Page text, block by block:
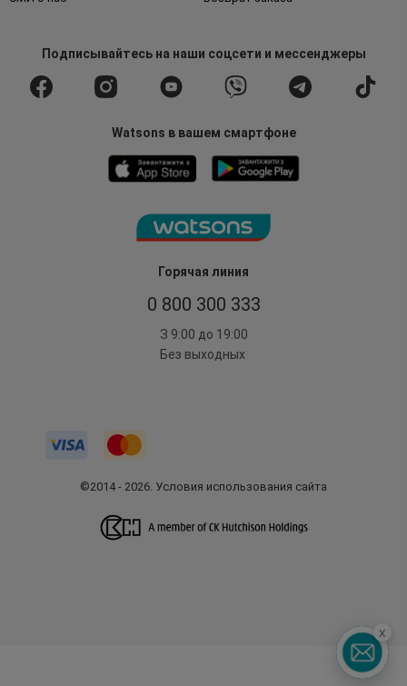
Горячая линия
0 800 300 333
З 9:00 до 19:00
Без выходных
Подписывайтесьна наши соцсети и мессенджеры
Watsons в вашем смартфоне
©2014 - 2026. Условия использования сайта
x